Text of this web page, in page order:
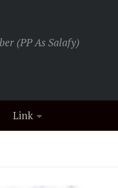
(PP As Salafy)
Link